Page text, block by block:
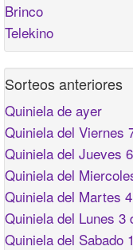
Brinco
Telekino
Sorteos anteriores
Quiniela de ayer
Quiniela del Viernes
Quiniela del Jueves
Quiniela del
Quiniela del Martes
Quiniela del Lunes 3
Quiniela del Sabado